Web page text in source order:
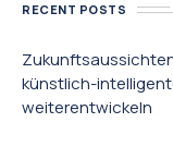
RECENT POSTS
künstlich-
weiterentwickeln